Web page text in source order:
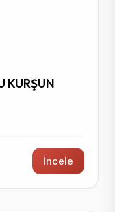
KURŞUN
İncele